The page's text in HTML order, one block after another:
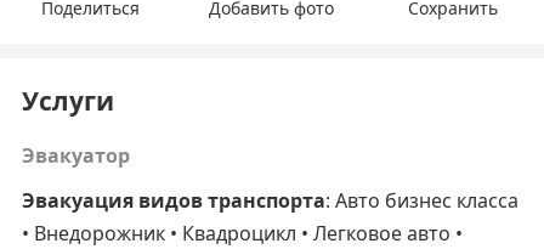
Поделиться Добавить фото Сохранить
Услуги
Эвакуатор
Эвакуация видов транспорта: Авто бизнес класса
• Внедорожник • Квадроцикл • Легковое авто •